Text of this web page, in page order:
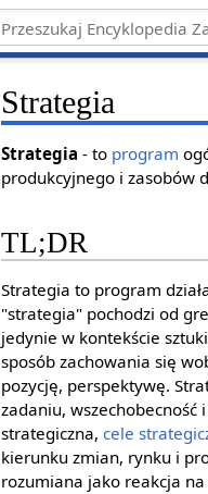
Strategia
Strategia - to program
produkcyjnego i zasobów
TL;DR
Strategia to program
"strategia" pochodzi od
jedynie w kontekście
sposób zachowania się
pozycję, perspektywę.
zadaniu, wszechobecność
strategiczna,cele
kierunku zmian, rynku i
rozumiana jako reakcja